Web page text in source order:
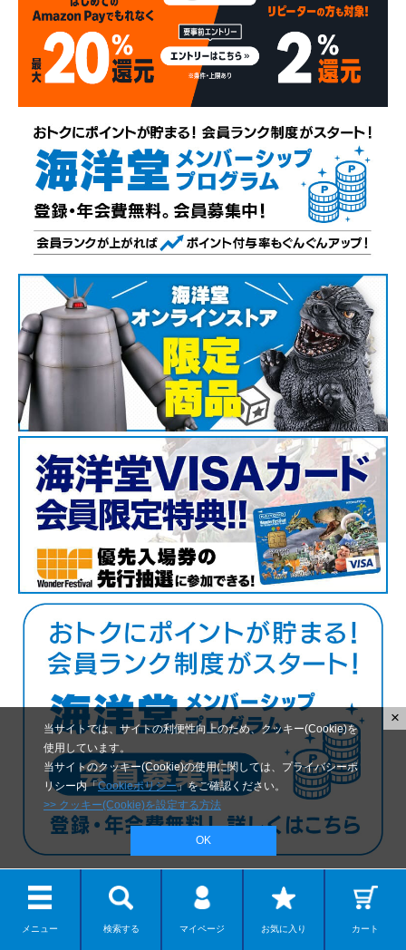
商品ジャンル一覧
メニュー 検索する マイページ お気に入り カート
当サイトでは、サイトの利便性向上のため、クッキー(Cookie)を
使用しています。
当サイトのクッキー(Cookie)の使用に関しては、プライバシーポ
リシー内「Cookieポリシー」をご確認ください。
>> クッキー(Cookie)を設定する方法
OK
×